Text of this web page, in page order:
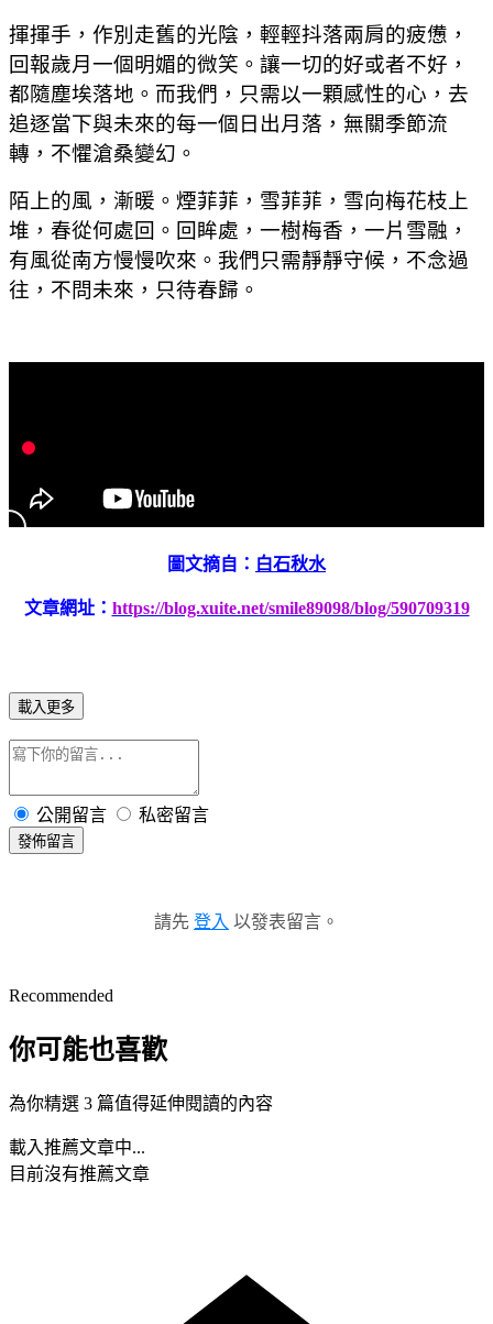
揮揮手，作別走舊的光陰，輕輕抖落兩肩的疲憊，
回報歲月一個明媚的微笑。讓一切的好或者不好，
都隨塵埃落地。而我們，只需以一顆感性的心，去
追逐當下與未來的每一個日出月落，無關季節流
轉，不懼滄桑變幻。
陌上的風，漸暖。煙菲菲，雪菲菲，雪向梅花枝上
堆，春從何處回。回眸處，一樹梅香，一片雪融，
有風從南方慢慢吹來。我們只需靜靜守候，不念過
往，不問未來，只待春歸。
圖文摘自： 白石秋水
文章網址： https://blog.xuite.net/smile89098/blog/590709319
載入更多
公開留言 私密留言
發佈留言
請先 登入 以發表留言。
Recommended
你可能也喜歡
為你精選 3 篇值得延伸閱讀的內容
載入推薦文章中...
目前沒有推薦文章